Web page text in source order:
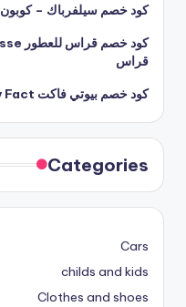
كود خصم سيلفرباك – كوبون Silverback
قراس
كود خصم بيوتي فاكت Beauty Fact حتى 30%
Categories
Cars
childs and kids
Clothes and shoes